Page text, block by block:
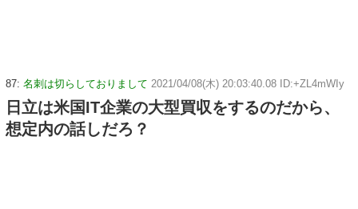
87: 名刺は切らしておりまして 2021/04/08(木) 20:03:40.08 ID:+ZL4mWIy
日立は米国IT企業の大型買収をするのだから、
想定内の話しだろ？